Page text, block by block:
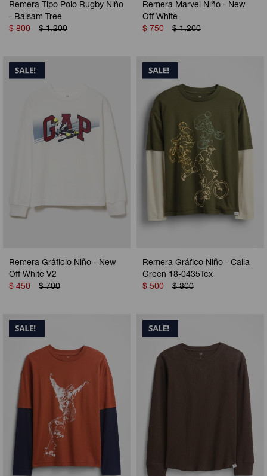
Remera Tipo Polo Rugby Niño
- Balsam Tree
$ 800 $ 1.200
Remera Marvel Niño - New
Off White
$ 750 $ 1.200
Remera Gráficio Niño - New
Off White V2
$ 450 $ 700
Remera Gráfico Niño - Calla
Green 18-0435Tcx
$ 500 $ 800